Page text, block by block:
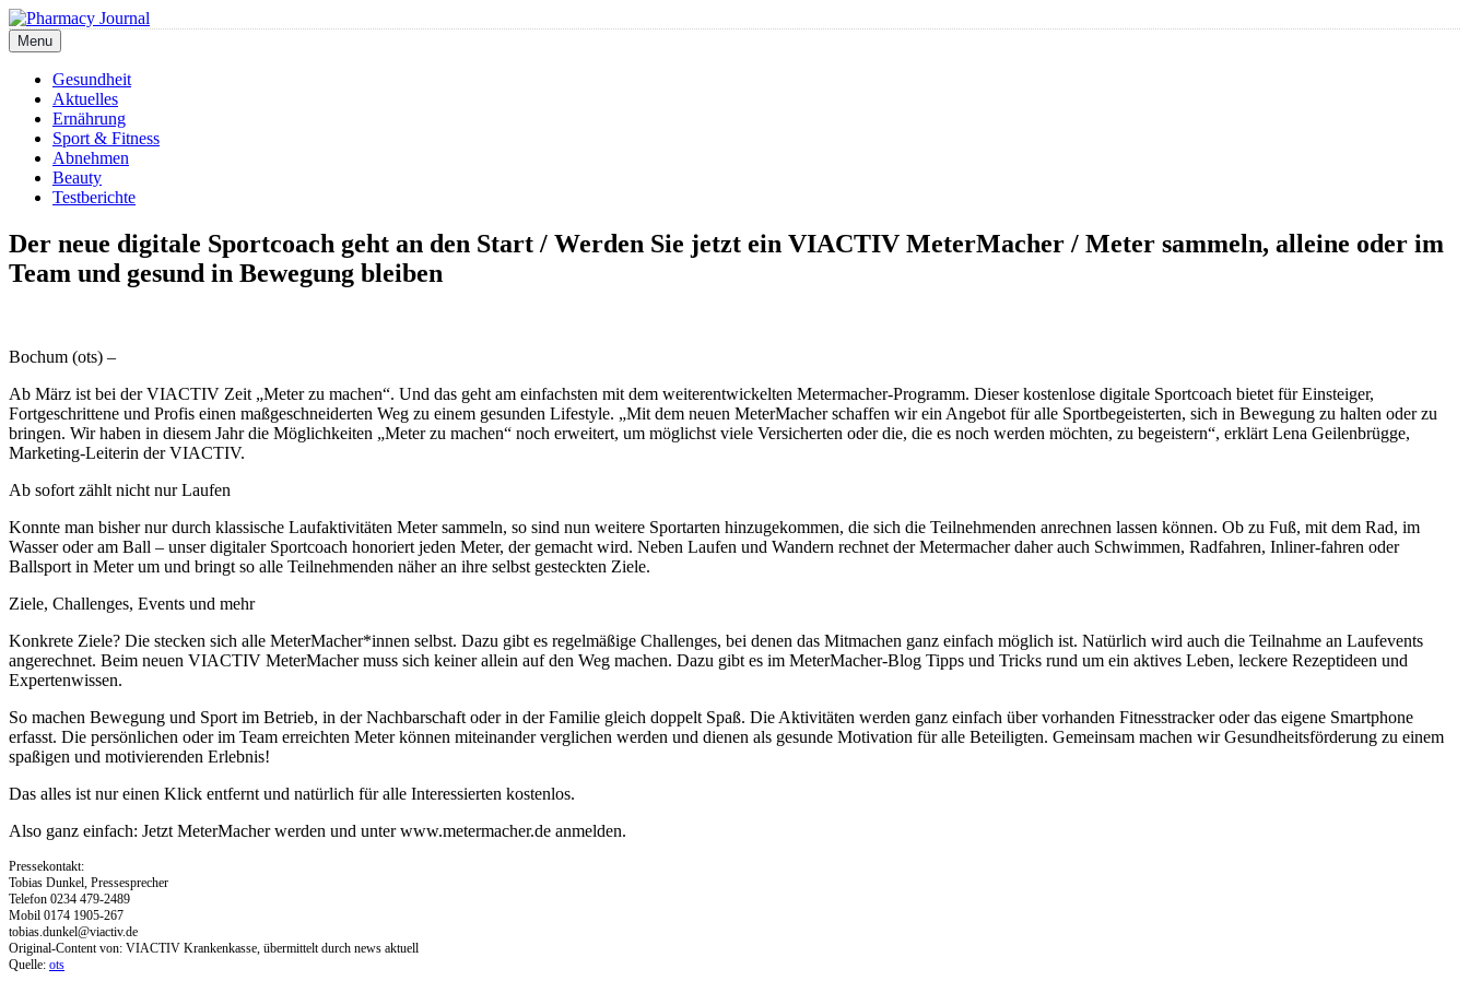
Skip
to
content
Pharmacy Journal
Menu
Gesundheit
Aktuelles
Ernährung
Sport & Fitness
Abnehmen
Beauty
Testberichte
Der neue digitale Sportcoach geht an den Start / Werden Sie jetzt ein VIACTIV MeterMacher / Meter sammeln, alleine oder im
Team und gesund in Bewegung bleiben
Bochum (ots) –
Ab März ist bei der VIACTIV Zeit „Meter zu machen“. Und das geht am einfachsten mit dem weiterentwickelten Metermacher-Programm. Dieser kostenlose digitale Sportcoach bietet für Einsteiger,
Fortgeschrittene und Profis einen maßgeschneiderten Weg zu einem gesunden Lifestyle. „Mit dem neuen MeterMacher schaffen wir ein Angebot für alle Sportbegeisterten, sich in Bewegung zu halten oder zu
bringen. Wir haben in diesem Jahr die Möglichkeiten „Meter zu machen“ noch erweitert, um möglichst viele Versicherten oder die, die es noch werden möchten, zu begeistern“, erklärt Lena Geilenbrügge,
Marketing-Leiterin der VIACTIV.
Ab sofort zählt nicht nur Laufen
Konnte man bisher nur durch klassische Laufaktivitäten Meter sammeln, so sind nun weitere Sportarten hinzugekommen, die sich die Teilnehmenden anrechnen lassen können. Ob zu Fuß, mit dem Rad, im
Wasser oder am Ball – unser digitaler Sportcoach honoriert jeden Meter, der gemacht wird. Neben Laufen und Wandern rechnet der Metermacher daher auch Schwimmen, Radfahren, Inliner-fahren oder
Ballsport in Meter um und bringt so alle Teilnehmenden näher an ihre selbst gesteckten Ziele.
Ziele, Challenges, Events und mehr
Konkrete Ziele? Die stecken sich alle MeterMacher*innen selbst. Dazu gibt es regelmäßige Challenges, bei denen das Mitmachen ganz einfach möglich ist. Natürlich wird auch die Teilnahme an Laufevents
angerechnet. Beim neuen VIACTIV MeterMacher muss sich keiner allein auf den Weg machen. Dazu gibt es im MeterMacher-Blog Tipps und Tricks rund um ein aktives Leben, leckere Rezeptideen und
Expertenwissen.
So machen Bewegung und Sport im Betrieb, in der Nachbarschaft oder in der Familie gleich doppelt Spaß. Die Aktivitäten werden ganz einfach über vorhanden Fitnesstracker oder das eigene Smartphone
erfasst. Die persönlichen oder im Team erreichten Meter können miteinander verglichen werden und dienen als gesunde Motivation für alle Beteiligten. Gemeinsam machen wir Gesundheitsförderung zu einem
spaßigen und motivierenden Erlebnis!
Das alles ist nur einen Klick entfernt und natürlich für alle Interessierten kostenlos.
Also ganz einfach: Jetzt MeterMacher werden und unter www.metermacher.de anmelden.
Pressekontakt:
Tobias Dunkel, Pressesprecher
Telefon 0234 479-2489
Mobil 0174 1905-267
tobias.dunkel@viactiv.de
Original-Content von: VIACTIV Krankenkasse, übermittelt durch news aktuell
Quelle: ots